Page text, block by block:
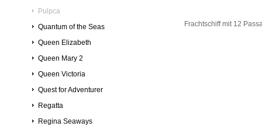
Pulpca
Quantum of the Seas
Queen Elizabeth
Queen Mary 2
Queen Victoria
Quest for Adventurer
Regatta
Regina Seaways
Frachtschiff mit 12